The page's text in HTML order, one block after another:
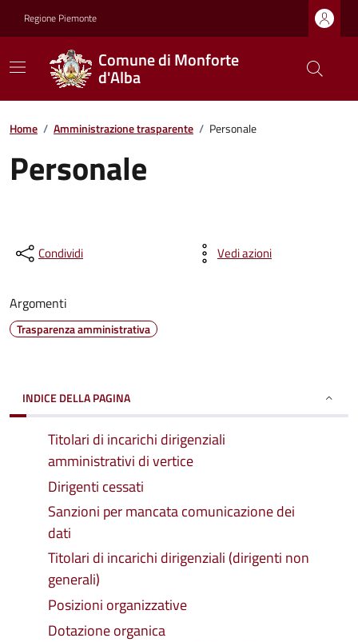
Regione Piemonte
Comune di Monforte
d'Alba
Home / Amministrazione trasparente / Personale
Personale
Condividi Vedi azioni
Argomenti
Trasparenza amministrativa
INDICE DELLA PAGINA
Titolari di incarichi dirigenziali
amministrativi di vertice
Dirigenti cessati
Sanzioni per mancata comunicazione dei
dati
Titolari di incarichi dirigenziali (dirigenti non
generali)
Posizioni organizzative
Dotazione organica